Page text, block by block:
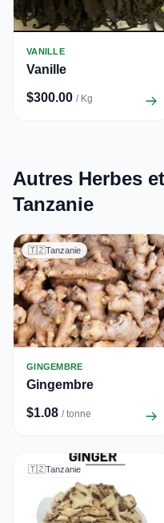
VANILLE
Vanille
$300.00 / Kg
Autres Herbes
Tanzanie
🇹🇿Tanzanie
GINGEMBRE
Gingembre
$1.08 / tonne
🇹🇿Tanzanie